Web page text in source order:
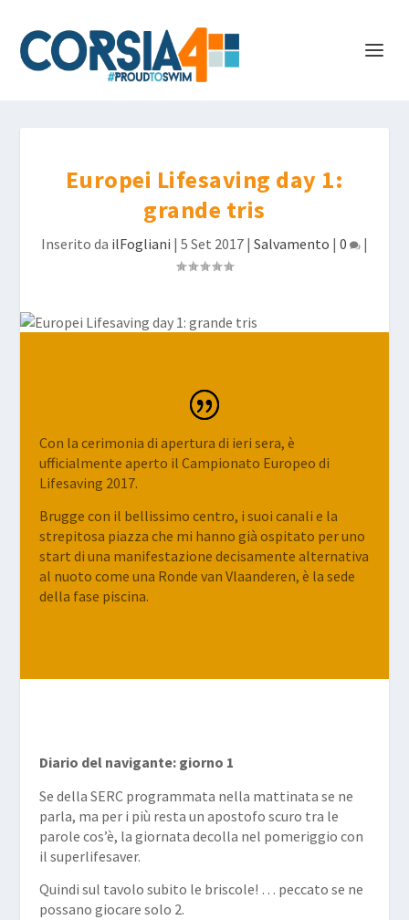
Europei Lifesaving day 1:
grande tris
Inserito da ilFogliani | 5 Set 2017 | Salvamento | 0 |
Con la cerimonia di apertura di ieri sera, è
ufficialmente aperto il Campionato Europeo di
Lifesaving 2017.
Brugge con il bellissimo centro, i suoi canali e la
strepitosa piazza che mi hanno già ospitato per uno
start di una manifestazione decisamente alternativa
al nuoto come una Ronde van Vlaanderen, è la sede
della fase piscina.
Diario del navigante: giorno 1
Se della SERC programmata nella mattinata se ne
parla, ma per i più resta un apostofo scuro tra le
parole cos’è, la giornata decolla nel pomeriggio con
il superlifesaver.
Quindi sul tavolo subito le briscole! … peccato se ne
possano giocare solo 2.